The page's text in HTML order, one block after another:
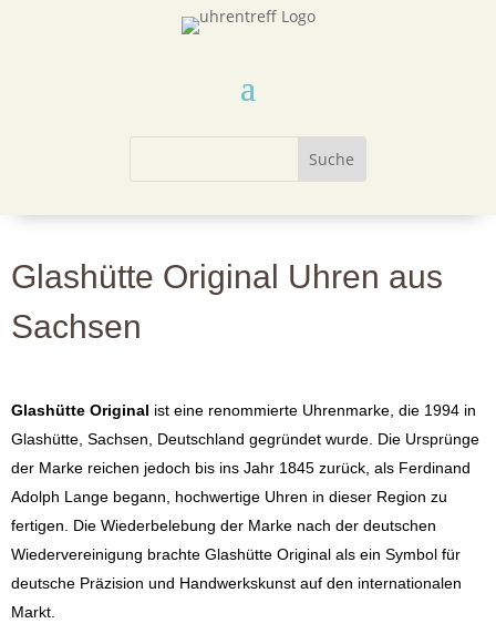
Glashütte Original Uhren aus
Sachsen
Glashütte Original ist eine renommierte Uhrenmarke, die 1994 in
Glashütte, Sachsen, Deutschland gegründet wurde. Die Ursprünge
der Marke reichen jedoch bis ins Jahr 1845 zurück, als Ferdinand
Adolph Lange begann, hochwertige Uhren in dieser Region zu
fertigen. Die Wiederbelebung der Marke nach der deutschen
Wiedervereinigung brachte Glashütte Original als ein Symbol für
deutsche Präzision und Handwerkskunst auf den internationalen
Markt.